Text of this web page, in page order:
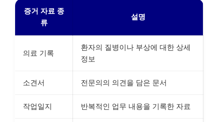
증거 자료 종
류
설명
의료 기록
환자의 질병이나 부상에 대한 상세
정보
소견서 전문의의 의견을 담은 문서
작업일지 반복적인 업무 내용을 기록한 자료